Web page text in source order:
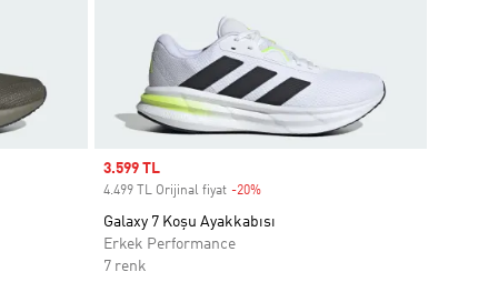
Sale price
3.599 TL
4.499 TL Orijinal fiyat -20%Discount
Galaxy 7 Koşu Ayakkabısı
Erkek Performance
7 renk